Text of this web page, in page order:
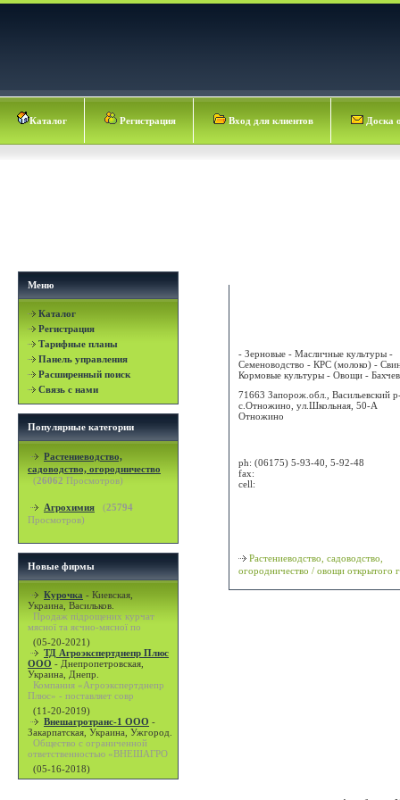
Каталог Регистрация Вход для клиентов Доска
Меню
Каталог
Регистрация
Тарифные планы
Панель управления
Расширенный поиск
Связь с нами
Популярные категории
Растениеводство,
садоводство, огородничество
(26062 Просмотров)
Агрохимия (25794
Просмотров)
Новые фирмы
Курочка - Киевская,
Украина, Васильков.
Продаж підрощених курчат
мясної та яєчно-мясної по
(05-20-2021)
ТД Агроэкспертднепр Плюс
ООО - Днепропетровская,
Украина, Днепр.
Компания «Агроэкспертднепр
Плюс» - поставляет совр
(11-20-2019)
Внешагротранс-1 ООО -
Закарпатская, Украина, Ужгород.
Общество с ограниченной
ответственностью «ВНЕШАГРО
(05-16-2018)
- Зерновые - Масличные культуры -
Семеноводство - КРС (молоко) -
Кормовые культуры - Овощи -
71663 Запорож.обл., Васильевский
с.Отножино, ул.Школьная, 50-А
Отножино
ph: (06175) 5-93-40, 5-92-48
fax:
cell:
Растениеводство, садоводство,
огородничество / овощи открытого